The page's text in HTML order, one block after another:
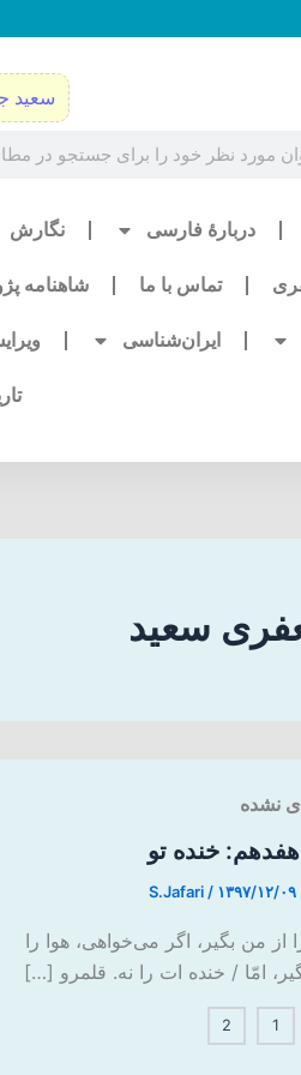
سعید
دربارۀ فارسی نگارش
تماس با ما شاهنامه
ایران‌شناسی
سعید
نشده
هفدهم: خنده تو
S.Jafari / ۱۳۹۷/۱۲/۰۹
از من بگیر، اگر می‌خواهی، هوا را
امّا / خنده ات را نه. قلمرو […]
1
2